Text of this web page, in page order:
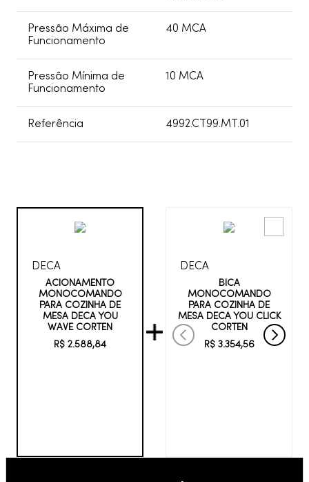
Pressão Máxima de
Funcionamento
40 MCA
Pressão Mínima de
Funcionamento
10 MCA
Referência 4992.CT99.MT.01
DECA
ACIONAMENTO
MONOCOMANDO
PARA COZINHA DE
MESA DECA YOU
WAVE CORTEN
R$ 2.588,84
DECA
BICA
MONOCOMANDO
PARA COZINHA DE
MESA DECA YOU CLICK
CORTEN
R$ 3.354,56